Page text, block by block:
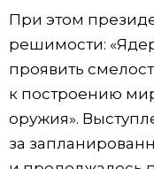
При этом
решимости:
проявить
к построению
оружия».
за